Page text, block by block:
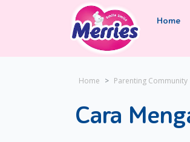
Home
Home Parenting Community
Cara